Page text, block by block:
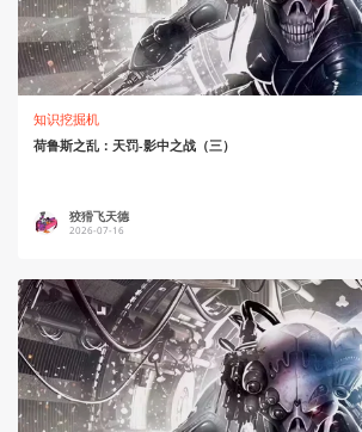
知识挖掘机
荷鲁斯之乱：天罚-影中之战（三）
狡猾飞天德
2026-07-16